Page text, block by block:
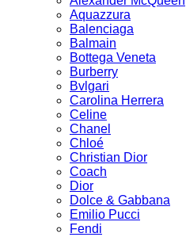
Aquazzura
Balenciaga
Balmain
Bottega Veneta
Burberry
Bvlgari
Carolina Herrera
Celine
Chanel
Chloé
Christian Dior
Coach
Dior
Dolce & Gabbana
Emilio Pucci
Fendi